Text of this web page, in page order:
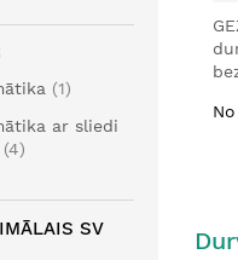
No
1
ar sliedi
4
SV